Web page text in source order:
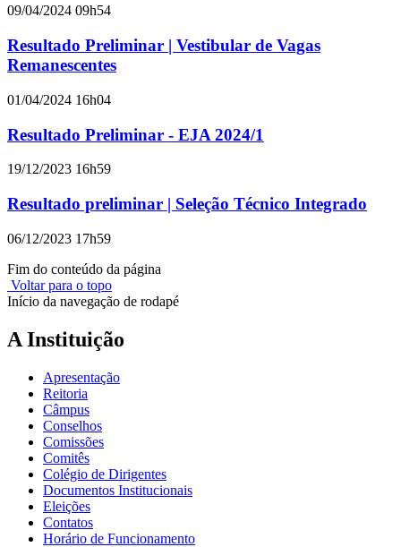
09/04/2024 09h54
Resultado Preliminar | Vestibular de Vagas
Remanescentes
01/04/2024 16h04
Resultado Preliminar - EJA 2024/1
19/12/2023 16h59
Resultado preliminar | Seleção Técnico Integrado
06/12/2023 17h59
Fim do conteúdo da página
Voltar para o topo
Início da navegação de rodapé
A Instituição
Apresentação
Reitoria
Câmpus
Conselhos
Comissões
Comitês
Colégio de Dirigentes
Documentos Institucionais
Eleições
Contatos
Horário de Funcionamento